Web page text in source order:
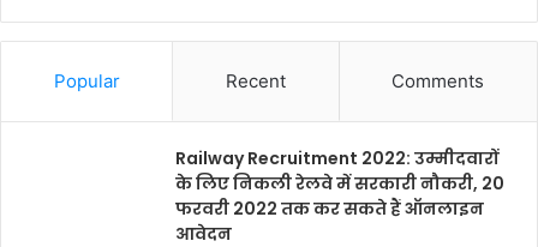
Popular Recent Comments
Railway Recruitment 2022: उम्मीदवारों
के लिए निकली रेलवे में सरकारी नौकरी, 20
फरवरी 2022 तक कर सकते हैं ऑनलाइन
आवेदन